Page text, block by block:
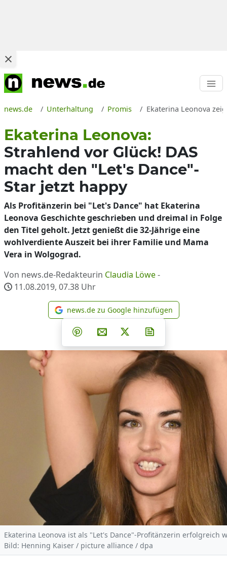
news.de Unterhaltung Promis Ekaterina Leonova
Ekaterina Leonova:
Strahlend vor Glück! DAS
macht den "Let's Dance"-
Star jetzt happy
Als Profitänzerin bei "Let's Dance" hat Ekaterina
Leonova Geschichte geschrieben und dreimal in Folge
den Titel geholt. Jetzt genießt die 32-Jährige eine
wohlverdiente Auszeit bei ihrer Familie und Mama
Vera in Wolgograd.
Von news.de-Redakteurin Claudia Löwe-
11.08.2019, 07.38 Uhr
news.de zu Google
news.de zu Google hinzufügen
Teilen auf Facebook
Teilen auf Whatsapp
Teilen auf Telegram
Teilen auf Pinterest
Per E-Mail teilen
Post auf X
Ekaterina Leonova ist als "Let's Dance"-Profitänzerin erfolgreich
Bild: Henning Kaiser / picture alliance / dpa